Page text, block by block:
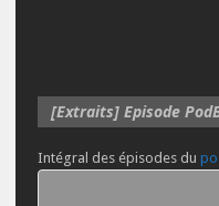
[Extraits] Episode
Intégral des épisodes du